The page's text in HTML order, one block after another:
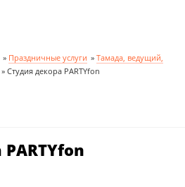
» Праздничные услуги » Тамада, ведущий,
» Студия декора PARTYfon